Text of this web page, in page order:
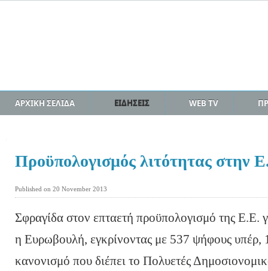
ΑΡΧΙΚΗ ΣΕΛΙΔΑ ΕΙΔΗΣΕΙΣ WEB TV
Προϋπολογισμός λιτότητας στην
Published on 20 November 2013
Σφραγίδα στον επταετή προϋπολογισμό της Ε.Ε.
η Ευρωβουλή, εγκρίνοντας με 537 ψήφους υπέρ,
κανονισμό που διέπει το Πολυετές